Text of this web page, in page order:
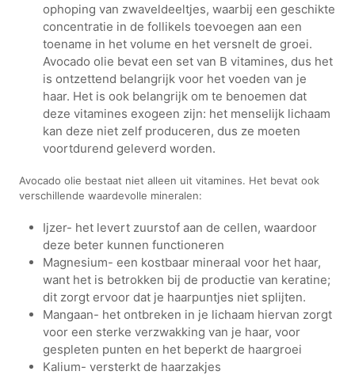
ophoping van zwaveldeeltjes, waarbij een geschikte
concentratie in de follikels toevoegen aan een
toename in het volume en het versnelt de groei.
Avocado olie bevat een set van B vitamines, dus het
is ontzettend belangrijk voor het voeden van je
haar. Het is ook belangrijk om te benoemen dat
deze vitamines exogeen zijn: het menselijk lichaam
kan deze niet zelf produceren, dus ze moeten
voortdurend geleverd worden.
Avocado olie bestaat niet alleen uit vitamines. Het bevat ook
verschillende waardevolle mineralen:
Ijzer- het levert zuurstof aan de cellen, waardoor
deze beter kunnen functioneren
Magnesium- een kostbaar mineraal voor het haar,
want het is betrokken bij de productie van keratine;
dit zorgt ervoor dat je haarpuntjes niet splijten.
Mangaan- het ontbreken in je lichaam hiervan zorgt
voor een sterke verzwakking van je haar, voor
gespleten punten en het beperkt de haargroei
Kalium- versterkt de haarzakjes